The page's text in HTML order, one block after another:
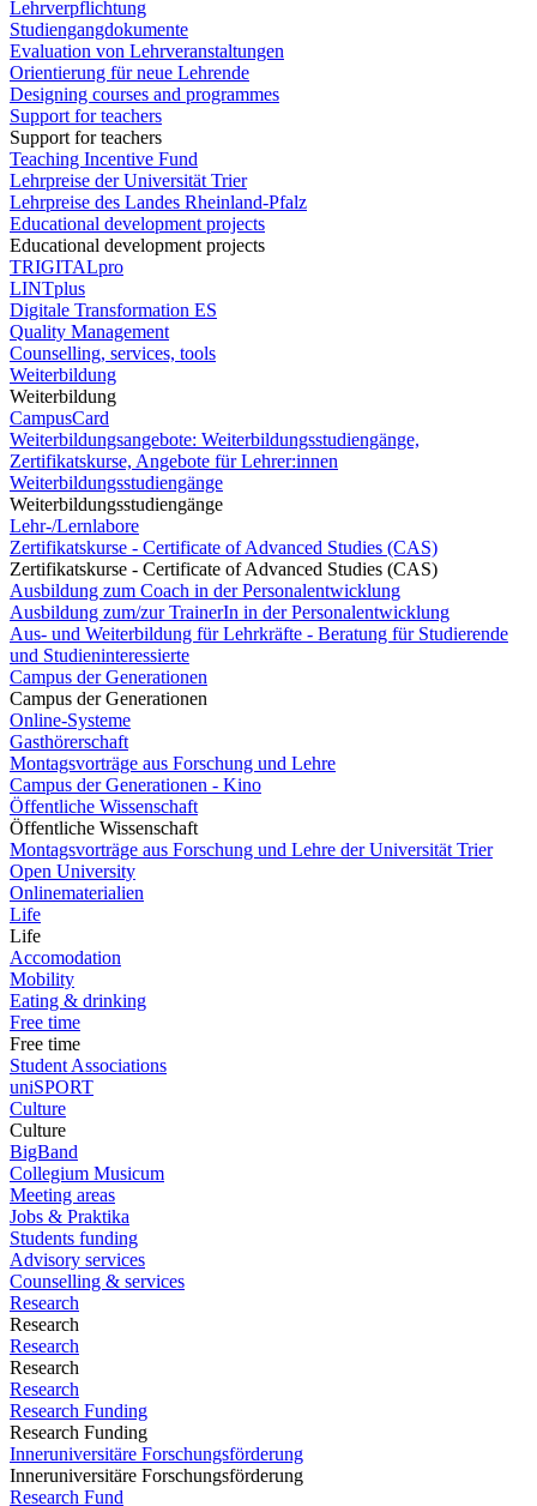
Lehrverpflichtung
Studiengangdokumente
Evaluation von Lehrveranstaltungen
Orientierung für neue Lehrende
Designing courses and programmes
Support for teachers
Support for teachers
Teaching Incentive Fund
Lehrpreise der Universität Trier
Lehrpreise des Landes Rheinland-Pfalz
Educational development projects
Educational development projects
TRIGITALpro
LINTplus
Digitale Transformation ES
Quality Management
Counselling, services, tools
Weiterbildung
Weiterbildung
CampusCard
Weiterbildungsangebote: Weiterbildungsstudiengänge,
Zertifikatskurse, Angebote für Lehrer:innen
Weiterbildungsstudiengänge
Weiterbildungsstudiengänge
Lehr-/Lernlabore
Zertifikatskurse - Certificate of Advanced Studies (CAS)
Zertifikatskurse - Certificate of Advanced Studies (CAS)
Ausbildung zum Coach in der Personalentwicklung
Ausbildung zum/zur TrainerIn in der Personalentwicklung
Aus- und Weiterbildung für Lehrkräfte - Beratung für Studierende
und Studieninteressierte
Campus der Generationen
Campus der Generationen
Online-Systeme
Gasthörerschaft
Montagsvorträge aus Forschung und Lehre
Campus der Generationen - Kino
Öffentliche Wissenschaft
Öffentliche Wissenschaft
Montagsvorträge aus Forschung und Lehre der Universität Trier
Open University
Onlinematerialien
Life
Life
Accomodation
Mobility
Eating & drinking
Free time
Free time
Student Associations
uniSPORT
Culture
Culture
BigBand
Collegium Musicum
Meeting areas
Jobs & Praktika
Students funding
Advisory services
Counselling & services
Research
Research
Research
Research
Research
Research Funding
Research Funding
Inneruniversitäre Forschungsförderung
Inneruniversitäre Forschungsförderung
Research Fund